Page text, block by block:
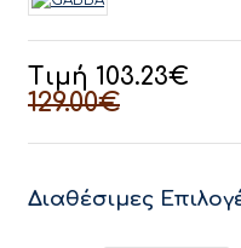
Τιμή 103.23€
129.00€
Διαθέσιμες